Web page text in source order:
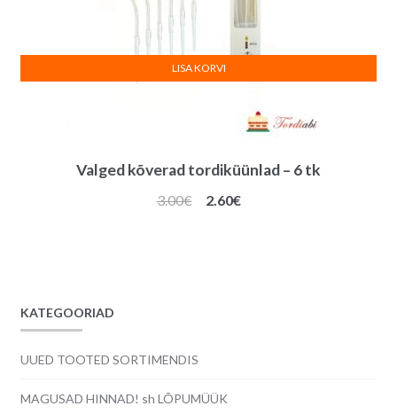
Valged kõverad tordiküünlad – 6 tk
3.00€
Algne
2.60€Praegune
LISA KORVI
KATEGOORIAD
UUED TOOTED SORTIMENDIS
MAGUSAD HINNAD! sh LÕPUMÜÜK